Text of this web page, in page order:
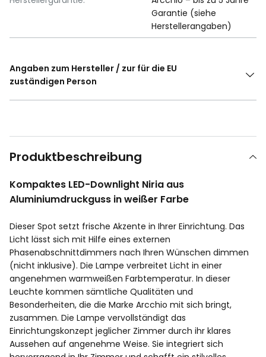
Garantie (siehe
Herstellerangaben)
Angaben zum Hersteller / zur für die EU
zuständigen Person
Produktbeschreibung
Kompaktes LED-Downlight Niria aus
Aluminiumdruckguss in weißer Farbe
Dieser Spot setzt frische Akzente in Ihrer Einrichtung. Das
Licht lässt sich mit Hilfe eines externen
Phasenabschnittdimmers nach Ihren Wünschen dimmen
(nicht inklusive). Die Lampe verbreitet Licht in einer
angenehmen warmweißen Farbtemperatur. In dieser
Leuchte kommen sämtliche Qualitäten und
Besonderheiten, die die Marke Arcchio mit sich bringt,
zusammen. Die Lampe vervollständigt das
Einrichtungskonzept jeglicher Zimmer durch ihr klares
Aussehen auf angenehme Weise. Sie integriert sich